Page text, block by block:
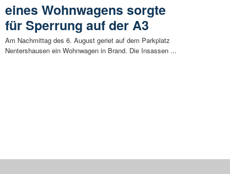
eines Wohnwagens sorgte
für Sperrung auf der A3
Am Nachmittag des 6. August geriet auf dem Parkplatz
Nentershausen ein Wohnwagen in Brand. Die Insassen ...